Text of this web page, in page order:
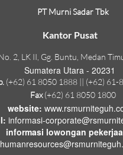
PT Murni Sadar Tbk
Kantor Pusat
2, LK II, Gg. Buntu, Medan
Sumatera Utara - 20231
(+62) 61 8050 1888 || (+62) 61-
Fax(+62) 61 8050 1800
website:
informasi-
informasi lowongan